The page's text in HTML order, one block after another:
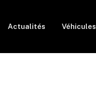
Actualités Véhicules